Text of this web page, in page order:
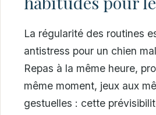
La régularité des routines
antistress pour un chien
Repas à la même heure,
même moment, jeux aux
gestuelles : cette